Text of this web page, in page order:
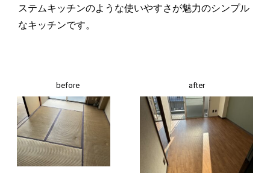
ステムキッチンのような使いやすさが魅力のシンプル
なキッチンです。
before after